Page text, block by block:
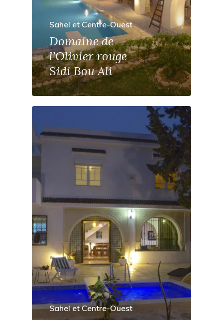
Sahel et Centre-Ouest
Domaine de
l’Olivier rouge
Sidi Bou Ali
Sahel et Centre-Ouest